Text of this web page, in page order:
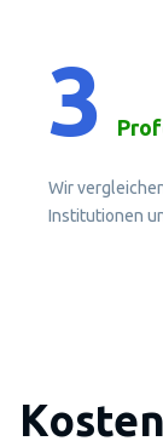
3
Wir
Institutionen